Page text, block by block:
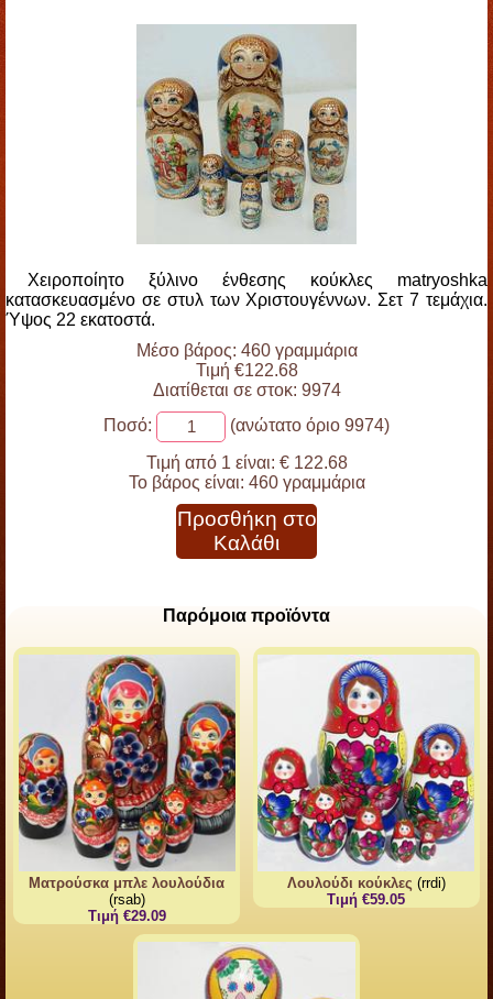
Χειροποίητο ξύλινο ένθεσης κούκλες matryoshka
κατασκευασμένο σε στυλ των Χριστουγέννων. Σετ 7 τεμάχια.
Ύψος 22 εκατοστά.
Μέσο βάρος: 460 γραμμάρια
Τιμή €122.68
Διατίθεται σε στοκ: 9974
Ποσό:
(ανώτατο όριο 9974)
Τιμή από 1 είναι: € 122.68
Το βάρος είναι: 460 γραμμάρια
Προσθήκη στο
Καλάθι
Παρόμοια προϊόντα
Ματρούσκα μπλε λουλούδια
(rsab)
Τιμή €29.09
Λουλούδι κούκλες (rrdi)
Τιμή €59.05